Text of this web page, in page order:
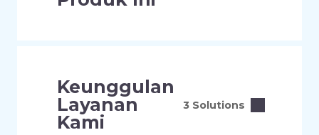
Keunggulan
Layanan
Kami
3 Solutions